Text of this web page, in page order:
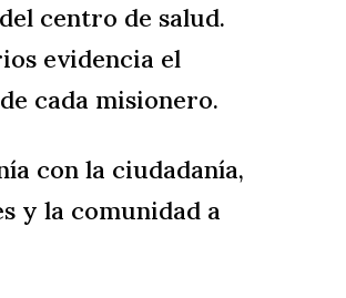
centro de salud.
evidencia el
cada misionero.
con la ciudadanía,
y la comunidad a